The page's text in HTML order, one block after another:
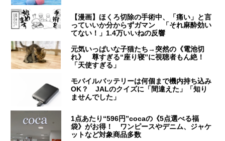
【漫画】ほくろ切除の手術中、「痛い」と言
っていいか分からずガマン 「それ麻酔効い
てない！」1.4万いいねの反響
元気いっぱいな子猫たち→突然の《電池切
れ》 尊すぎる“座り寝”に視聴者もん絶！
「天使すぎる」
モバイルバッテリーは何個まで機内持ち込み
OK？ JALのクイズに「間違えた」「知り
ませんでした」
1点あたり“596円”cocaの《5点選べる福
袋》がお得！ ワンピースやデニム、ジャケ
ットなど対象商品多数